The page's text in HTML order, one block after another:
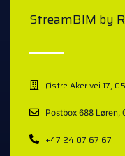
StreamBIM by
Østre Aker vei 17,
Postbox 688 Løren,
+47 24 07 67 67